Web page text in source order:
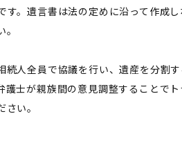
す。遺言書は法の定めに沿って作成
続人全員で協議を行い、遺産を分割
護士が親族間の意見調整することで
い。